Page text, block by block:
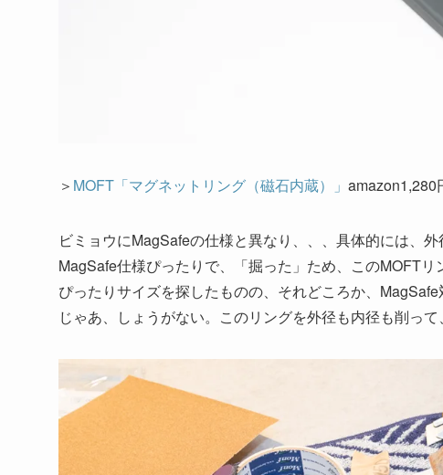
＞ MOFT「マグネットリング（磁石内蔵）」 amazon1,280
ビミョウにMagSafeの仕様と異なり、、、具体的には、
MagSafe仕様ぴったりで、「掘った」ため、このMOFTリ
ぴったりサイズを探したものの、それどころか、
じゃあ、しょうがない。このリングを外径も内径も削って